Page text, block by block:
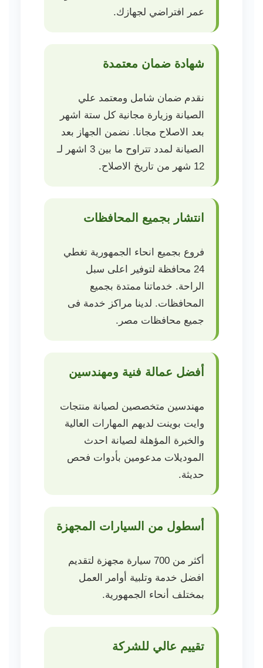
عمر افتراضي لجهازك.
شهادة ضمان معتمدة
نقدم ضمان شامل ومعتمد علي
الصيانة وزيارة مجانية كل ستة اشهر
بعد الاصلاح مجانا. نضمن الجهاز بعد
الصيانة لمدد تتراوح ما بين 3 اشهر لـ
12 شهر من تاريخ الاصلاح.
انتشار بجميع المحافظات
فروع بجميع انحاء الجمهورية تغطي
24 محافظة لتوفير اعلى سبل
الراحة. خدماتنا ممتدة بجميع
المحافظات. لدينا مراكز خدمة فى
جميع محافظات مصر.
أفضل عمالة فنية ومهندسين
مهندسين متخصصين لصيانة منتجات
وايت بوينت لديهم المهارات العالية
والخبرة المؤهلة لصيانة احدث
الموديلات مدعومين بأدوات فحص
حديثة.
أسطول من السيارات المجهزة
أكثر من 700 سيارة مجهزة لتقديم
افضل خدمة وتلبية أوامر العمل
بمختلف أنحاء الجمهورية.
تقييم عالي للشركة